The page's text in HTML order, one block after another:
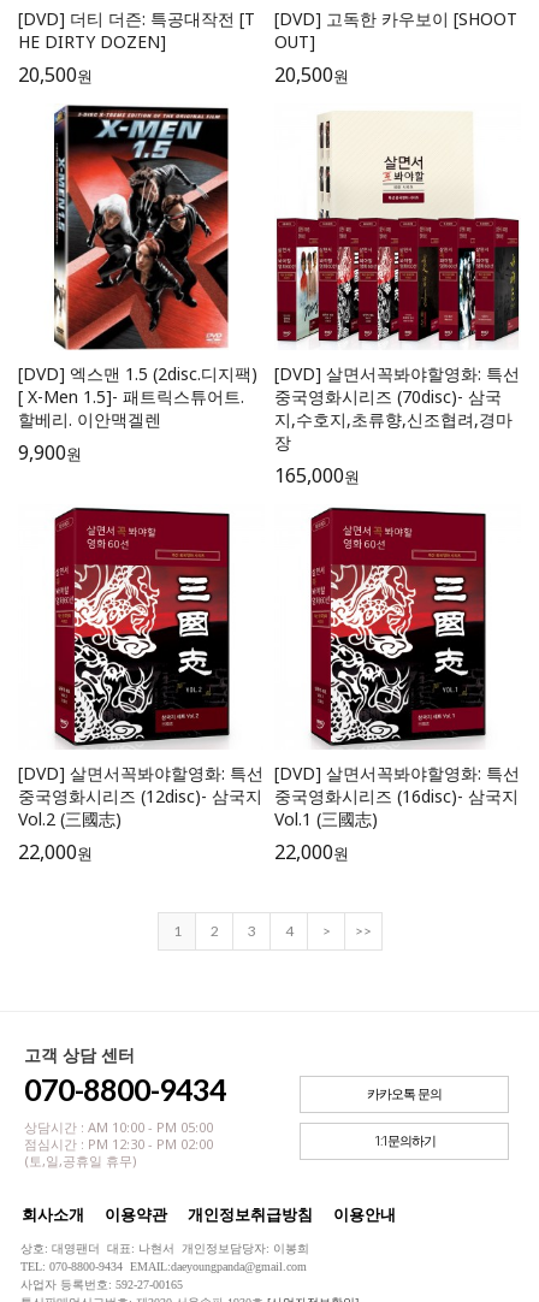
[DVD] 더티 더즌: 특공대작전 [T
HE DIRTY DOZEN]
20,500원
[DVD] 고독한 카우보이 [SHOOT
OUT]
20,500원
[DVD] 엑스맨 1.5 (2disc.디지팩)
[ X-Men 1.5]- 패트릭스튜어트.
할베리. 이안맥겔렌
9,900원
[DVD] 살면서꼭봐야할영화: 특선
중국영화시리즈 (70disc)- 삼국
지,수호지,초류향,신조협려,경마
장
165,000원
[DVD] 살면서꼭봐야할영화: 특선
중국영화시리즈 (12disc)- 삼국지
Vol.2 (三國志)
22,000원
[DVD] 살면서꼭봐야할영화: 특선
중국영화시리즈 (16disc)- 삼국지
Vol.1 (三國志)
22,000원
1 2 3 4 > >>
고객 상담 센터
070-8800-9434
상담시간 : AM 10:00 - PM 05:00
점심시간 : PM 12:30 - PM 02:00
(토,일,공휴일 휴무)
카카오톡 문의
1:1문의하기
회사소개 이용약관 개인정보취급방침 이용안내
상호: 대영팬더 대표: 나현서 개인정보담당자: 이봉희
TEL: 070-8800-9434 EMAIL:daeyoungpanda@gmail.com
사업자 등록번호: 592-27-00165